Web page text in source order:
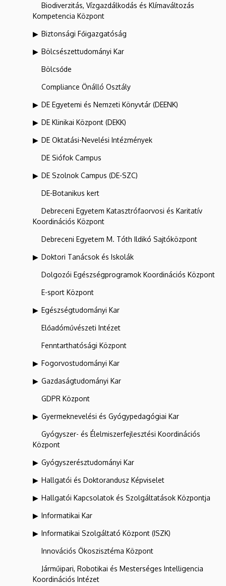
Biodiverzitás, Vízgazdálkodás és Klímaváltozás
Kompetencia Központ
Biztonsági Főigazgatóság
Bölcsészettudományi Kar
Bölcsőde
Compliance Önálló Osztály
DE Egyetemi és Nemzeti Könyvtár (DEENK)
DE Klinikai Központ (DEKK)
DE Oktatási-Nevelési Intézmények
DE Siófok Campus
DE Szolnok Campus (DE-SZC)
DE-Botanikus kert
Debreceni Egyetem Katasztrófaorvosi és Karitatív
Koordinációs Központ
Debreceni Egyetem M. Tóth Ildikó Sajtóközpont
Doktori Tanácsok és Iskolák
Dolgozói Egészségprogramok Koordinációs Központ
E-sport Központ
Egészségtudományi Kar
Előadóművészeti Intézet
Fenntarthatósági Központ
Fogorvostudományi Kar
Gazdaságtudományi Kar
GDPR Központ
Gyermeknevelési és Gyógypedagógiai Kar
Gyógyszer- és Élelmiszerfejlesztési Koordinációs
Központ
Gyógyszerésztudományi Kar
Hallgatói és Doktorandusz Képviselet
Hallgatói Kapcsolatok és Szolgáltatások Központja
Informatikai Kar
Informatikai Szolgáltató Központ (ISZK)
Innovációs Ökoszisztéma Központ
Járműipari, Robotikai és Mesterséges Intelligencia
Koordinációs Intézet